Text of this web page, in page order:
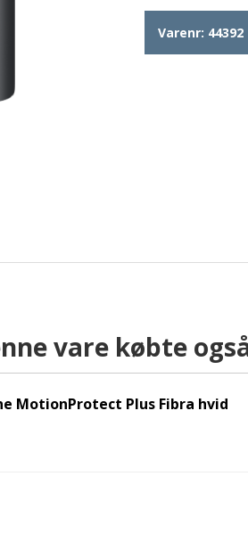
Varenr: 44392
vare købte
MotionProtect Plus Fibra hvid